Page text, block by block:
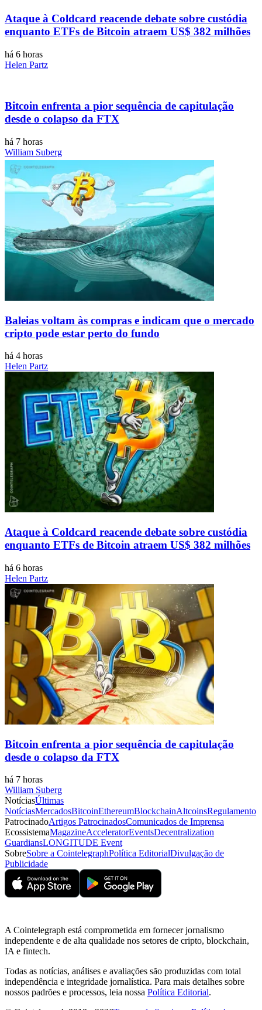
Ataque à Coldcard reacende debate sobre custódia
enquanto ETFs de Bitcoin atraem US$ 382 milhões
há 6 horas
Helen Partz
Bitcoin enfrenta a pior sequência de capitulação
desde o colapso da FTX
há 7 horas
William Suberg
Baleias voltam às compras e indicam que o mercado
cripto pode estar perto do fundo
há 4 horas
Helen Partz
Ataque à Coldcard reacende debate sobre custódia
enquanto ETFs de Bitcoin atraem US$ 382 milhões
há 6 horas
Helen Partz
Bitcoin enfrenta a pior sequência de capitulação
desde o colapso da FTX
há 7 horas
William Suberg
NotíciasÚltimas
NotíciasMercadosBitcoinEthereumBlockchainAltcoinsRegulamento
PatrocinadoArtigos PatrocinadosComunicados de Imprensa
EcossistemaMagazineAcceleratorEventsDecentralization
GuardiansLONGITUDE Event
SobreSobre a CointelegraphPolítica EditorialDivulgação de
Publicidade
A Cointelegraph está comprometida em fornecer jornalismo
independente e de alta qualidade nos setores de cripto, blockchain,
IA e fintech.
Todas as notícias, análises e avaliações são produzidas com total
independência e integridade jornalística. Para mais detalhes sobre
nossos padrões e processos, leia nossa Política Editorial.